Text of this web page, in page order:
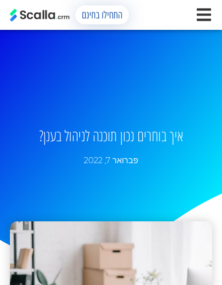
התחילו בחינם
איך בוחרים נכון תוכנה לניהול בענן?
פברואר 7, 2022